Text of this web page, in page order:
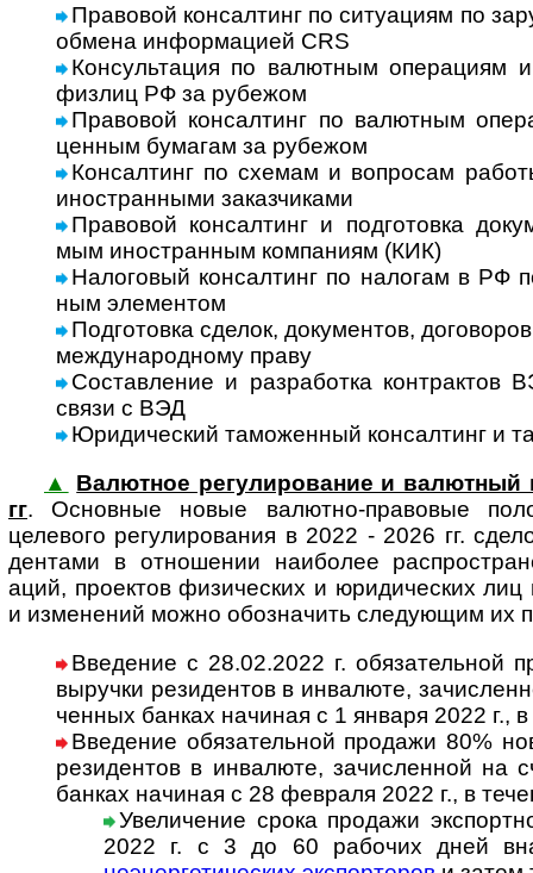
Правовой консалтинг по ситуациям по
обмена инфор­ма­цией CRS
Консультация по валютным операциям
физ­лиц РФ за рубежом
Правовой консалтинг по валютным
цен­ным бума­гам за рубежом
Консалтинг по схемам и вопросам
ино­ст­ран­ными заказ­чи­ками
Правовой консалтинг и подготовка
мым ино­ст­ран­ным ком­па­ниям (КИК)
Налоговый консалтинг по налогам в РФ
ным эле­мен­том
Подготовка сделок, документов,
меж­ду­на­род­ному праву
Составление и разработка
связи с ВЭД
Юридический таможенный консал­тинг и
▲
Валютное ре­гу­ли­ро­ва­ние и валютный
гг. Основ­ные новые валют­но-пра­вовые
целевого регу­лиро­вания в 2022 - 2026 гг.
ден­тами в отно­ше­нии наибо­лее
аций, проек­тов физи­чес­ких и юриди­чес­ких
и изме­не­ний можно обоз­на­чить сле­ду­ющим их
Введение с 28.02.2022 г. обязательной
выру­чки рези­ден­тов в инва­люте,
чен­ных бан­ках начи­ная с 1 января 2022 г.,
Введение обязательной продажи 80%
рези­ден­тов в инва­люте, за­чис­лен­ной на
бан­ках начи­ная с 28 фев­раля 2022 г., в
Увеличение срока продажи
2022 г. с 3 до 60 рабо­чих дней